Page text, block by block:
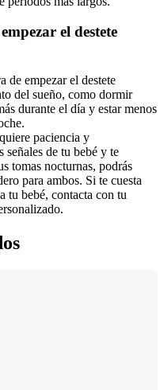
el destete
de empezar el destete
del sueño, como dormir
durante el día y estar menos
paciencia y
señales de tu bebé y te
tomas nocturnas, podrás
para ambos. Si te cuesta
tu bebé, contacta con tu